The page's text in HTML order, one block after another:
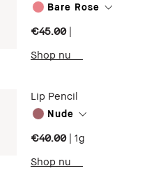
Bare Rose
€45.00 |
Shop nu
Lip Pencil
Nude
€40.00 | 1g
Shop nu